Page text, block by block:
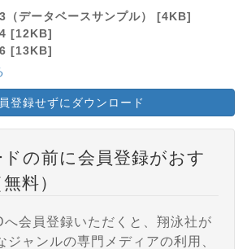
（データベースサンプル） [4KB]
[12KB]
[13KB]
登録せずにダウンロード
の前に会員登録がおす
料）
会員登録いただくと、翔泳社が
ジャンルの専門メディアの利用、